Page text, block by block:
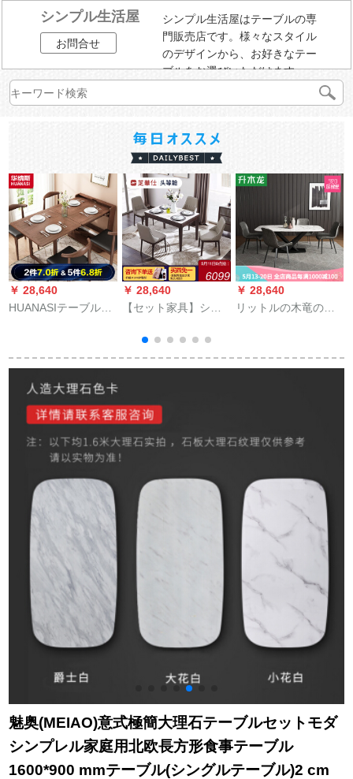
シンプル生活屋
お問合せ
シンプル生活屋はテーブルの専
門販売店です。様々なスタイル
のデザインから、お好きなテー
ブルをお選びいただけます。
￥ 28,640
HUANASIテーブル北
伸縮したみみモダン
（シングルテーブル
実費1699元、補助金
￥ 28,640
【セット家具】シカ
リン純木家具長方形
伸縮式テーブルとテ
15日以内に六椅子を
￥ 28,640
リットルの木竜の食
理石の台のお茶の何
個性の鉄の芸の面談
1.4*0.8メートルの食
卓を迎えます
魅奥(MEIAO)意式極簡大理石テーブルセットモダ
シンプレル家庭用北欧長方形食事テーブル
1600*900 mmテーブル(シングルテーブル)2 cm